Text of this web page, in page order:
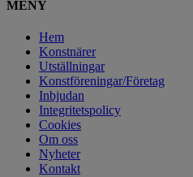
MENY
Hem
Konstnärer
Utställningar
Konstföreningar/Företag
Inbjudan
Integritetspolicy
Cookies
Om oss
Nyheter
Kontakt